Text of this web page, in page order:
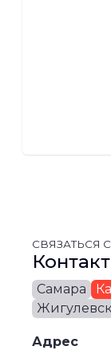
СВЯЗАТЬСЯ
Самара
Жигулевск
Адрес